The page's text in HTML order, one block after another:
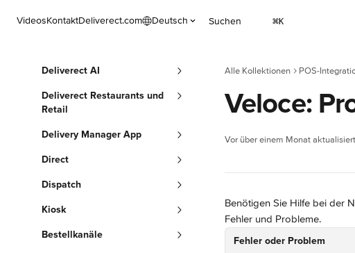
VideosKontaktDeliverect.com Deutsch Suchen ⌘K
Deliverect AI
Deliverect Restaurants und
Retail
Delivery Manager App
Direct
Dispatch
Kiosk
Bestellkanäle
Alle Kollektionen POS-
Veloce:
Vor über einem Monat aktualisiert
Benötigen Sie Hilfe bei der
Fehler und Probleme.
Fehler oder Problem